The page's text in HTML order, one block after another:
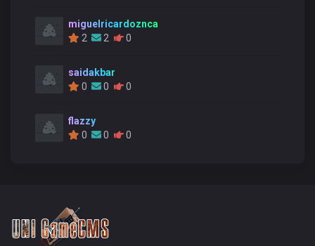
miguelricardoznca
2
2 0
saidakbar
0
0 0
flazzy
0
0 0